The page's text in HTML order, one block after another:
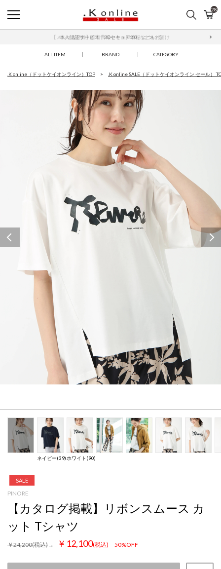
検索 カ
28
本人認証サービス「3Dセキュア2.0」について
ALL ITEM BRAND CATEGORY
.K online（ドットケイオンライン）TOP .K online SALE（ドットケイオンライン セール）
Previous
ネイビー(39) ホワイト(90)
SALE
PINORE
【カタログ掲載】リボンスムース カ
ット Tシャツ
￥24,200(税込)→ ￥12,100(税込) 50%OFF